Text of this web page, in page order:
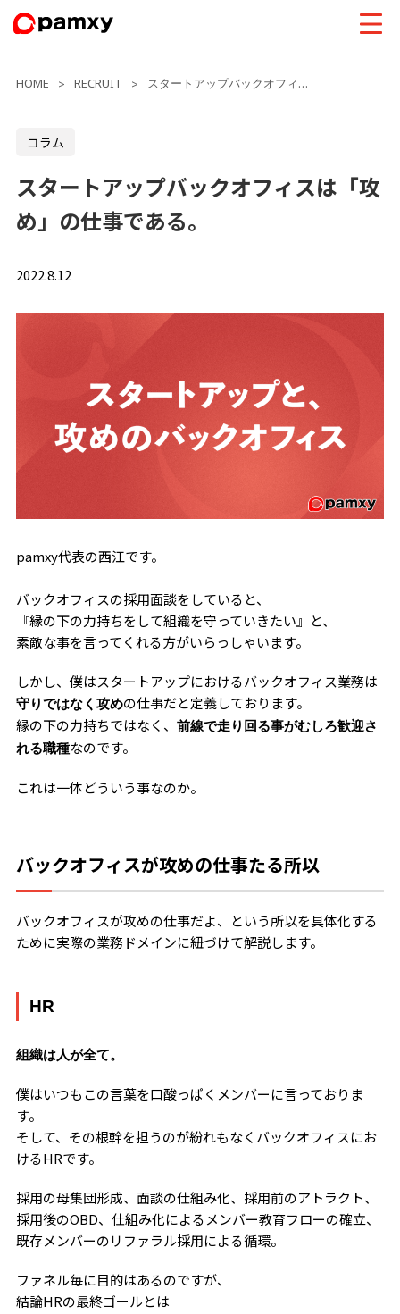
HOME > RECRUIT > スタートアップバックオフィスは「攻め」の仕事である。
コラム
スタートアップバックオフィスは「攻
め」の仕事である。
2022.8.12
pamxy代表の西江です。
バックオフィスの採用面談をしていると、
『縁の下の力持ちをして組織を守っていきたい』と、
素敵な事を言ってくれる方がいらっしゃいます。
しかし、僕はスタートアップにおけるバックオフィス業務は
守りではなく攻めの仕事だと定義しております。
縁の下の力持ちではなく、 前線で走り回る事がむしろ歓迎さ
れる職種なのです。
これは一体どういう事なのか。
バックオフィスが攻めの仕事たる所以
バックオフィスが攻めの仕事だよ、という所以を具体化する
ために実際の業務ドメインに紐づけて解説します。
HR
組織は人が全て。
僕はいつもこの言葉を口酸っぱくメンバーに言っておりま
す。
そして、その根幹を担うのが紛れもなくバックオフィスにお
けるHRです。
採用の母集団形成、面談の仕組み化、採用前のアトラクト、
採用後のOBD、仕組み化によるメンバー教育フローの確立、
既存メンバーのリファラル採用による循環。
ファネル毎に目的はあるのですが、
結論HRの最終ゴールとは